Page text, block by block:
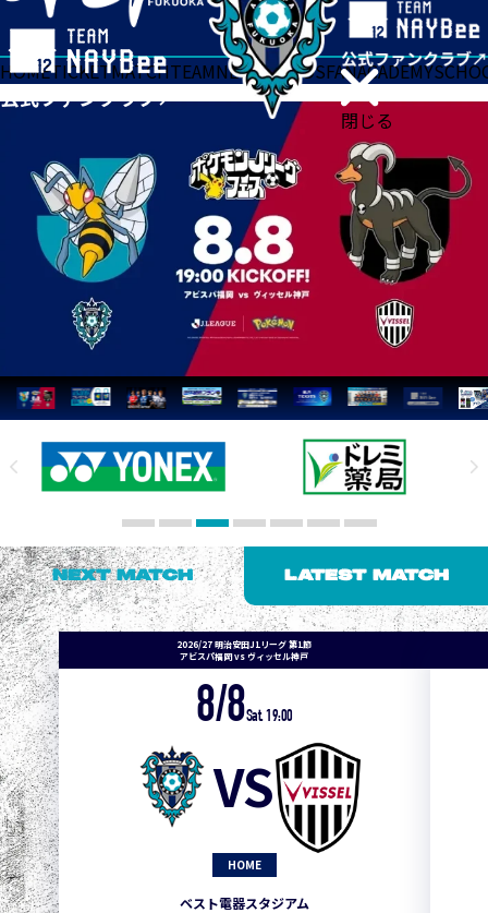
閉じる
HOMETICKETMATCHTEAMNEWSGOODSFANACADEMY
NEXT MATCH LATEST MATCH
2026/27 明治安田J1リーグ 第1節
アビスパ福岡 vs ヴィッセル神戸
8/8Sat. 19:00
VS
HOME
ベスト電器スタジアム